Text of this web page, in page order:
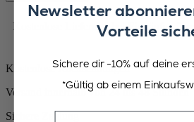
Kostenlose Lieferung bei Einkäufen über
Kostenlose Rücksendungen
Versand innerhalb von 24 bis 48 Stunden
Sichere Zahlung
Newsletter
Vorteile
Sichere dir -10% auf deine
*Gültig ab einem
Email